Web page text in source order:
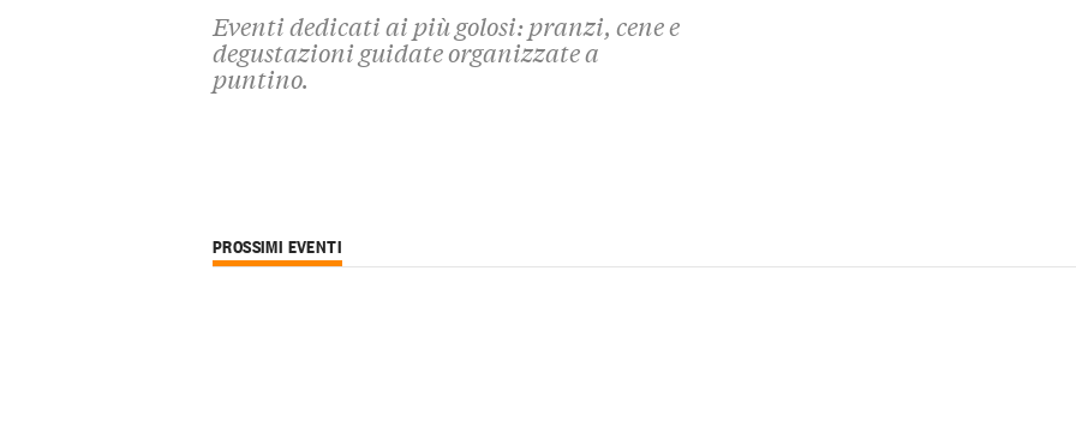
Eventi dedicati ai più golosi: pranzi, cene e
degustazioni guidate organizzate a
puntino.
PROSSIMI EVENTI